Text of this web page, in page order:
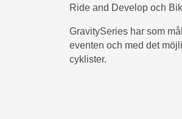
Ride and Develop och
GravitySeries har som
eventen och med det
cyklister.